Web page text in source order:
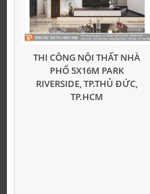
THI CÔNG NỘI THẤT NHÀ
PHỐ 5X16M PARK
RIVERSIDE, TP.THỦ ĐỨC,
TP.HCM